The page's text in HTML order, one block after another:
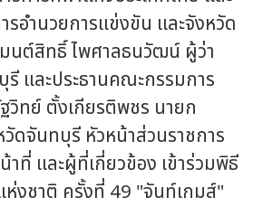
รอำนวยการแข่งขัน และจังหวัด
นต์สิทธิ์ ไพศาลธนวัฒน์ ผู้ว่า
และประธานคณะกรรมการ
วิทย์ ตั้งเกียรติพชร นายก
ดจันทบุรี หัวหน้าส่วนราชการ
าที่ และผู้ที่เกี่ยวข้อง เข้าร่วมพิธี
งชาติ ครั้งที่ 49 "จันท์เกมส์"